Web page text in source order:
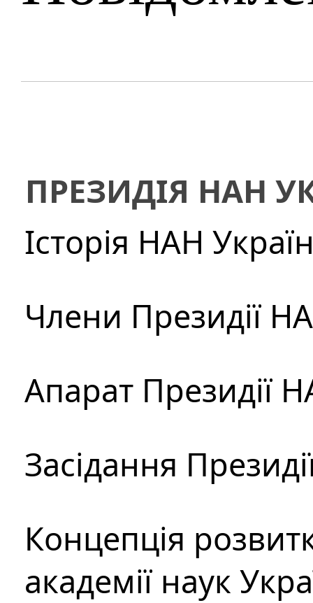
ПРЕЗИДІЯ НАН
Історія НАН
Члени Президії
Апарат Президії
Засідання
Концепція
академії наук